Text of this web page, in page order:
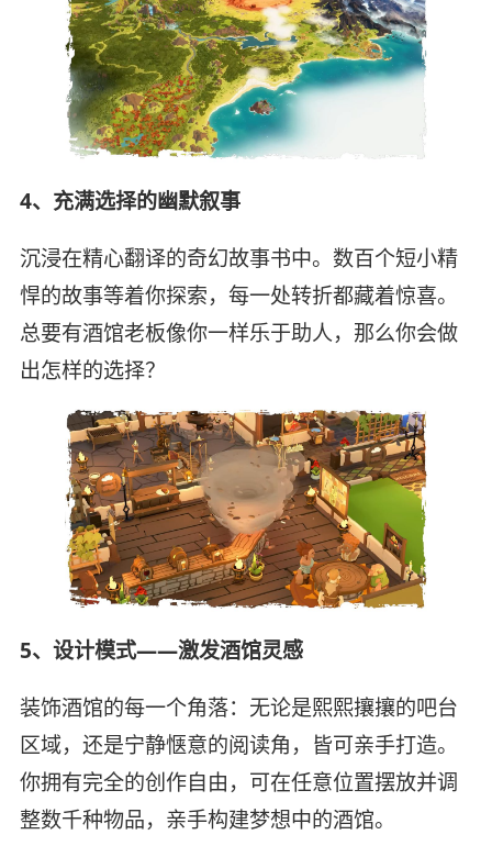
4、充满选择的幽默叙事
沉浸在精心翻译的奇幻故事书中。数百个短小精
悍的故事等着你探索，每一处转折都藏着惊喜。
总要有酒馆老板像你一样乐于助人，那么你会做
出怎样的选择？
5、设计模式——激发酒馆灵感
装饰酒馆的每一个角落：无论是熙熙攘攘的吧台
区域，还是宁静惬意的阅读角，皆可亲手打造。
你拥有完全的创作自由，可在任意位置摆放并调
整数千种物品，亲手构建梦想中的酒馆。